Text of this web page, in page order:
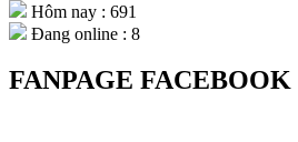
Hôm nay : 691
Đang online : 8
FANPAGE FACEBOOK